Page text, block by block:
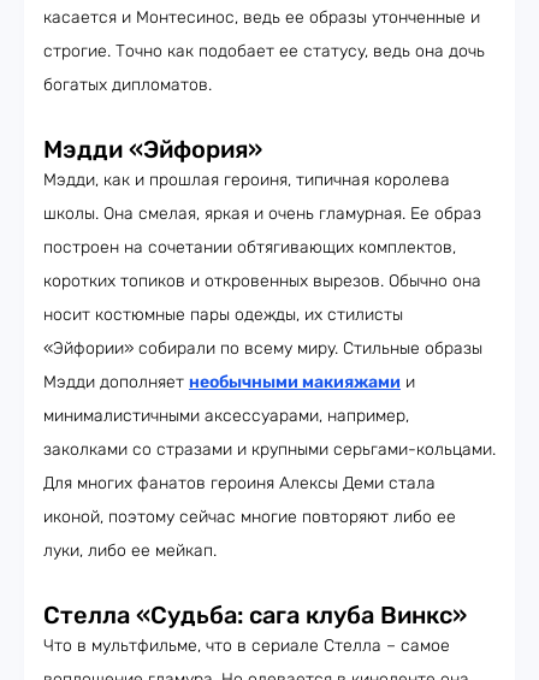
касается и Монтесинос, ведь ее образы утонченные и
строгие. Точно как подобает ее статусу, ведь она дочь
богатых дипломатов.
Мэдди «Эйфория»
Мэдди, как и прошлая героиня, типичная королева
школы. Она смелая, яркая и очень гламурная. Ее образ
построен на сочетании обтягивающих комплектов,
коротких топиков и откровенных вырезов. Обычно она
носит костюмные пары одежды, их стилисты
«Эйфории» собирали по всему миру. Стильные образы
Мэдди дополняет необычными макияжами и
минималистичными аксессуарами, например,
заколками со стразами и крупными серьгами-кольцами.
Для многих фанатов героиня Алексы Деми стала
иконой, поэтому сейчас многие повторяют либо ее
луки, либо ее мейкап.
Стелла «Судьба: сага клуба Винкс»
Что в мультфильме, что в сериале Стелла – самое